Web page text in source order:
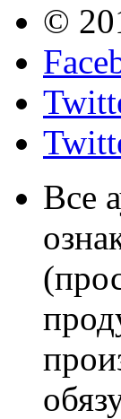
©
Все